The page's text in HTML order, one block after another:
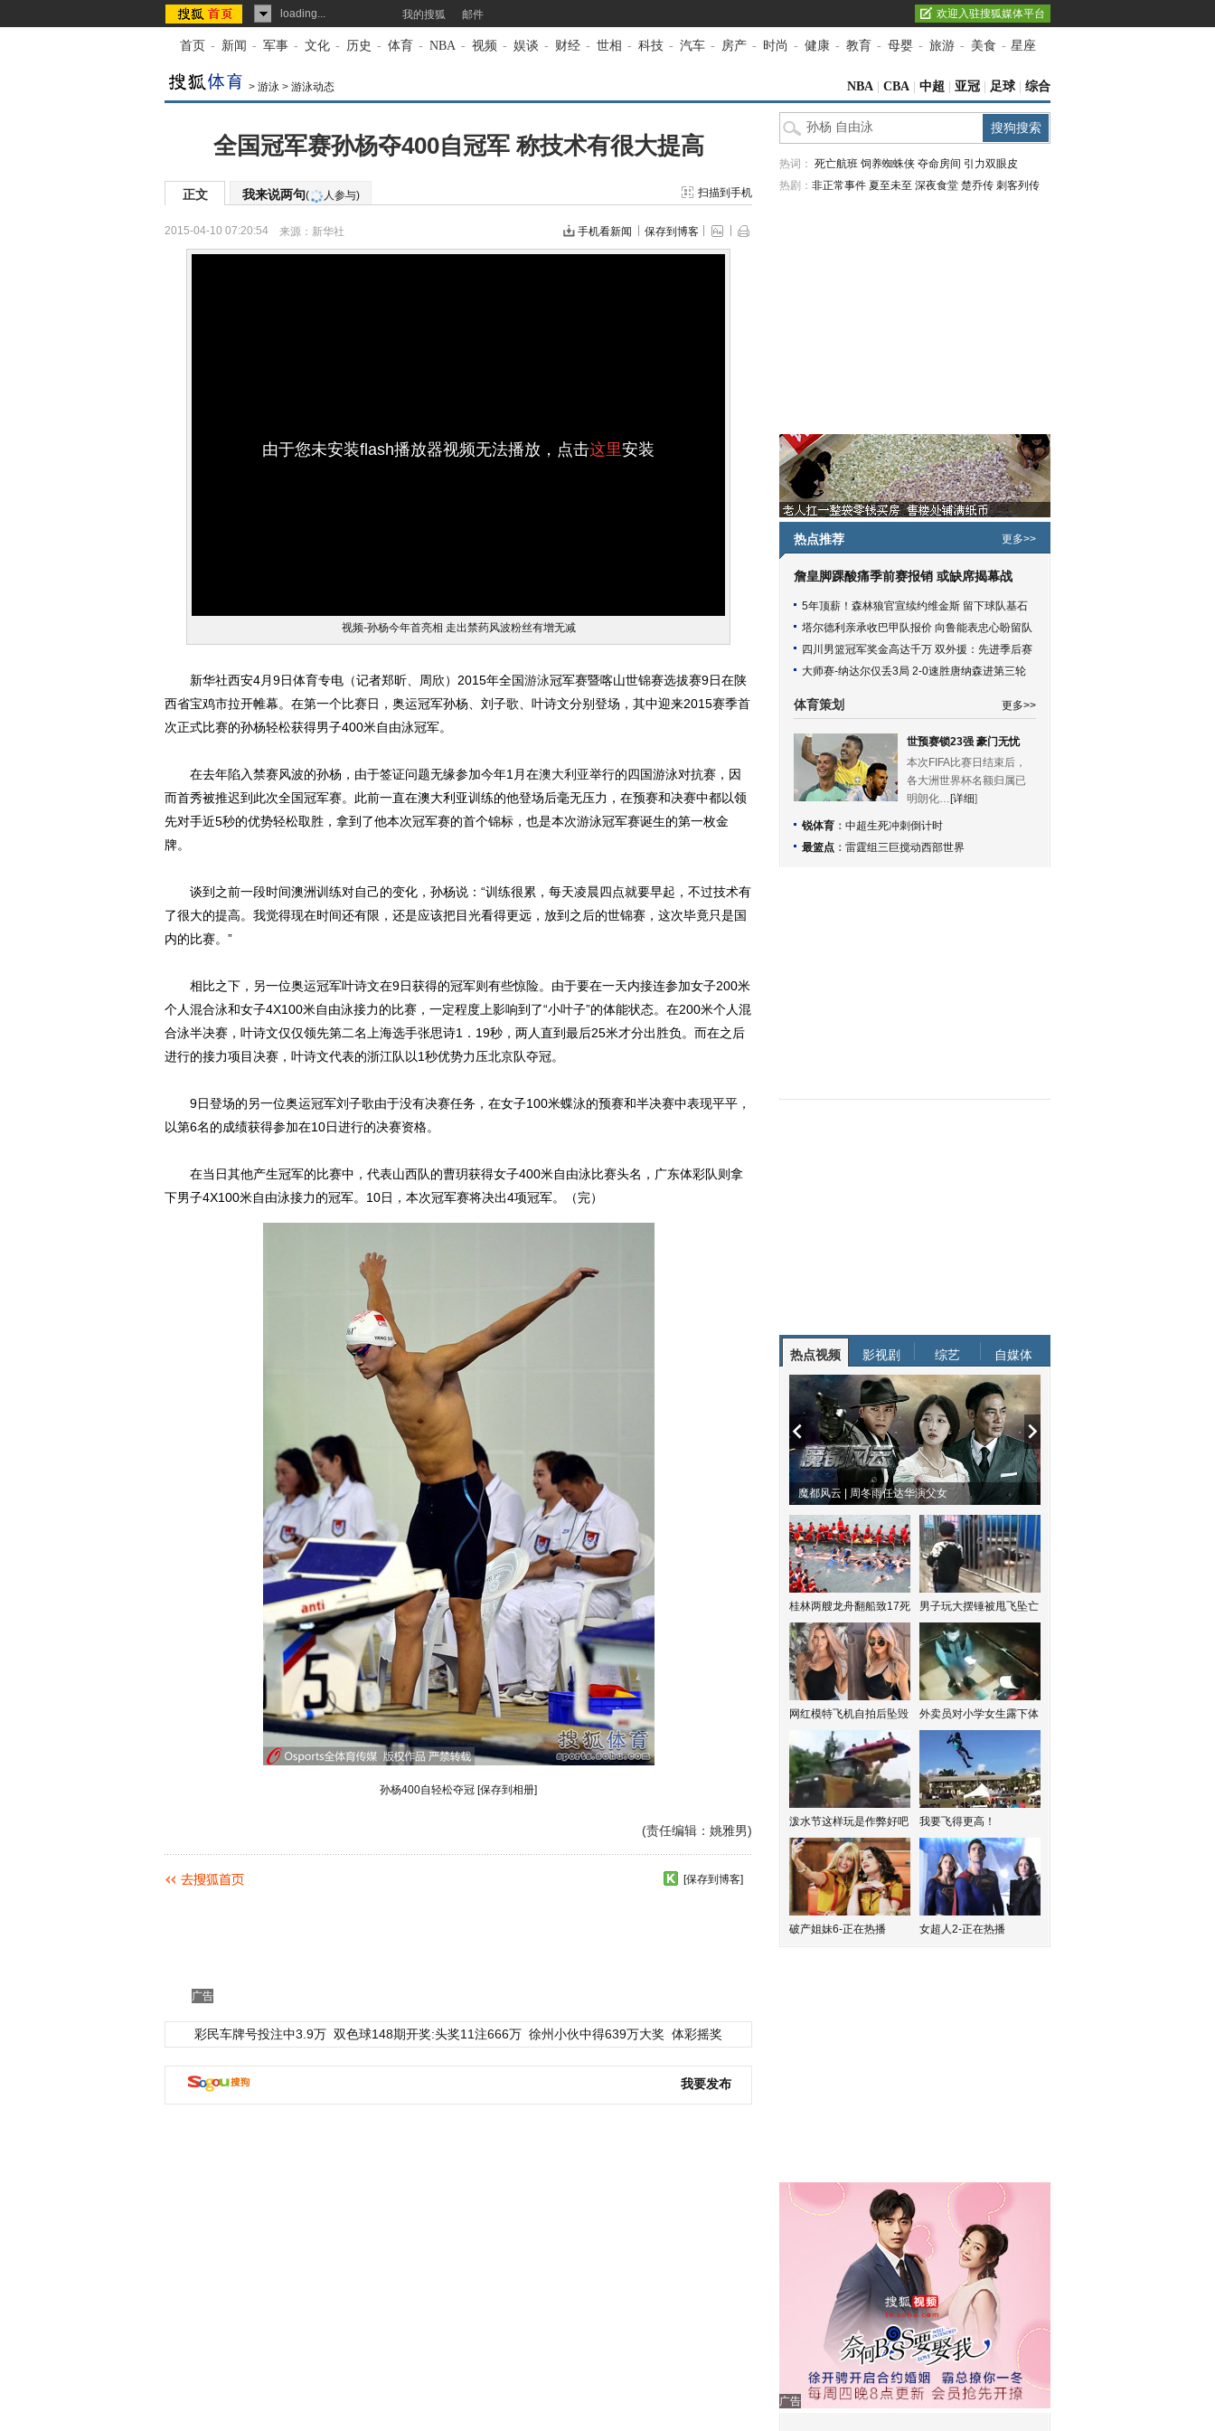
loading... 我的搜狐 邮件 欢迎入驻搜狐媒体平台
首页 - 新闻 - 军事 - 文化 - 历史 - 体育 - NBA - 视频 - 娱谈 - 财经 - 世相 - 科技 - 汽车 - 房产 - 时尚 - 健康 - 教育 - 母婴 - 旅游 - 美食 - 星座
> 游泳 > 游泳动态 NBA CBA 中超 亚冠 足球 综合
全国冠军赛孙杨夺400自冠军 称技术有很大提高
正文 我来说两句( 人参与) 扫描到手机
2015-04-10 07:20:54 来源： 新华社 手机看新闻 保存到博客
由于您未安装flash播放器视频无法播放，点击这里安装
视频-孙杨今年首亮相 走出禁药风波粉丝有增无减
新华社西安4月9日体育专电（记者郑昕、周欣）2015年全国游泳冠军赛暨喀山世锦赛选拔赛9日在陕
西省宝鸡市拉开帷幕。在第一个比赛日，奥运冠军孙杨、刘子歌、叶诗文分别登场，其中迎来2015赛季首
次正式比赛的孙杨轻松获得男子400米自由泳冠军。
在去年陷入禁赛风波的孙杨，由于签证问题无缘参加今年1月在澳大利亚举行的四国游泳对抗赛，因
而首秀被推迟到此次全国冠军赛。此前一直在澳大利亚训练的他登场后毫无压力，在预赛和决赛中都以领
先对手近5秒的优势轻松取胜，拿到了他本次冠军赛的首个锦标，也是本次游泳冠军赛诞生的第一枚金
牌。
谈到之前一段时间澳洲训练对自己的变化，孙杨说：“训练很累，每天凌晨四点就要早起，不过技术有
了很大的提高。我觉得现在时间还有限，还是应该把目光看得更远，放到之后的世锦赛，这次毕竟只是国
内的比赛。”
相比之下，另一位奥运冠军叶诗文在9日获得的冠军则有些惊险。由于要在一天内接连参加女子200米
个人混合泳和女子4X100米自由泳接力的比赛，一定程度上影响到了“小叶子”的体能状态。在200米个人混
合泳半决赛，叶诗文仅仅领先第二名上海选手张思诗1．19秒，两人直到最后25米才分出胜负。而在之后
进行的接力项目决赛，叶诗文代表的浙江队以1秒优势力压北京队夺冠。
9日登场的另一位奥运冠军刘子歌由于没有决赛任务，在女子100米蝶泳的预赛和半决赛中表现平平，
以第6名的成绩获得参加在10日进行的决赛资格。
在当日其他产生冠军的比赛中，代表山西队的曹玥获得女子400米自由泳比赛头名，广东体彩队则拿
下男子4X100米自由泳接力的冠军。10日，本次冠军赛将决出4项冠军。（完）
孙杨400自轻松夺冠 [保存到相册]
(责任编辑：姚雅男)
[保存到博客]
广告
彩民车牌号投注中3.9万 双色球148期开奖:头奖11注666万 徐州小伙中得639万大奖 体彩摇奖
我要发布
热词： 死亡航班 饲养蜘蛛侠 夺命房间 引力双眼皮
热剧： 非正常事件 夏至未至 深夜食堂 楚乔传 刺客列传
热点推荐 更多>>
詹皇脚踝酸痛季前赛报销 或缺席揭幕战
5年顶薪！森林狼官宣续约维金斯 留下球队基石
塔尔德利亲承收巴甲队报价 向鲁能表忠心盼留队
四川男篮冠军奖金高达千万 双外援：先进季后赛
大师赛-纳达尔仅丢3局 2-0速胜唐纳森进第三轮
体育策划 更多>>
世预赛锁23强 豪门无忧
本次FIFA比赛日结束后，
各大洲世界杯名额归属已
明朗化… [详细]
锐体育 ： 中超生死冲刺倒计时
最篮点 ： 雷霆组三巨搅动西部世界
热点视频 影视剧 综艺 自媒体
动物系恋人啊 | 钟欣潼体验爱情哲学 南方有乔木 | “科创CP”渐入佳境 魔都风云 | 周冬雨任达华演父女
桂林两艘龙舟翻船致17死 男子玩大摆锤被甩飞坠亡
网红模特飞机自拍后坠毁 外卖员对小学女生露下体
泼水节这样玩是作弊好吧 我要飞得更高！
破产姐妹6-正在热播 女超人2-正在热播
广告